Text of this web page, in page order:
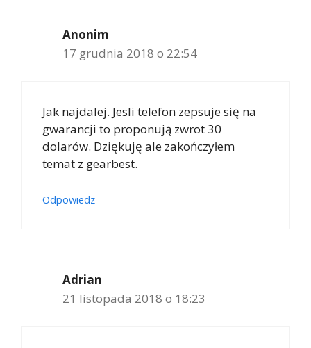
Anonim
17 grudnia 2018 o 22:54
Jak najdalej. Jesli telefon zepsuje się na
gwarancji to proponują zwrot 30
dolarów. Dziękuję ale zakończyłem
temat z gearbest.
Odpowiedz
Adrian
21 listopada 2018 o 18:23